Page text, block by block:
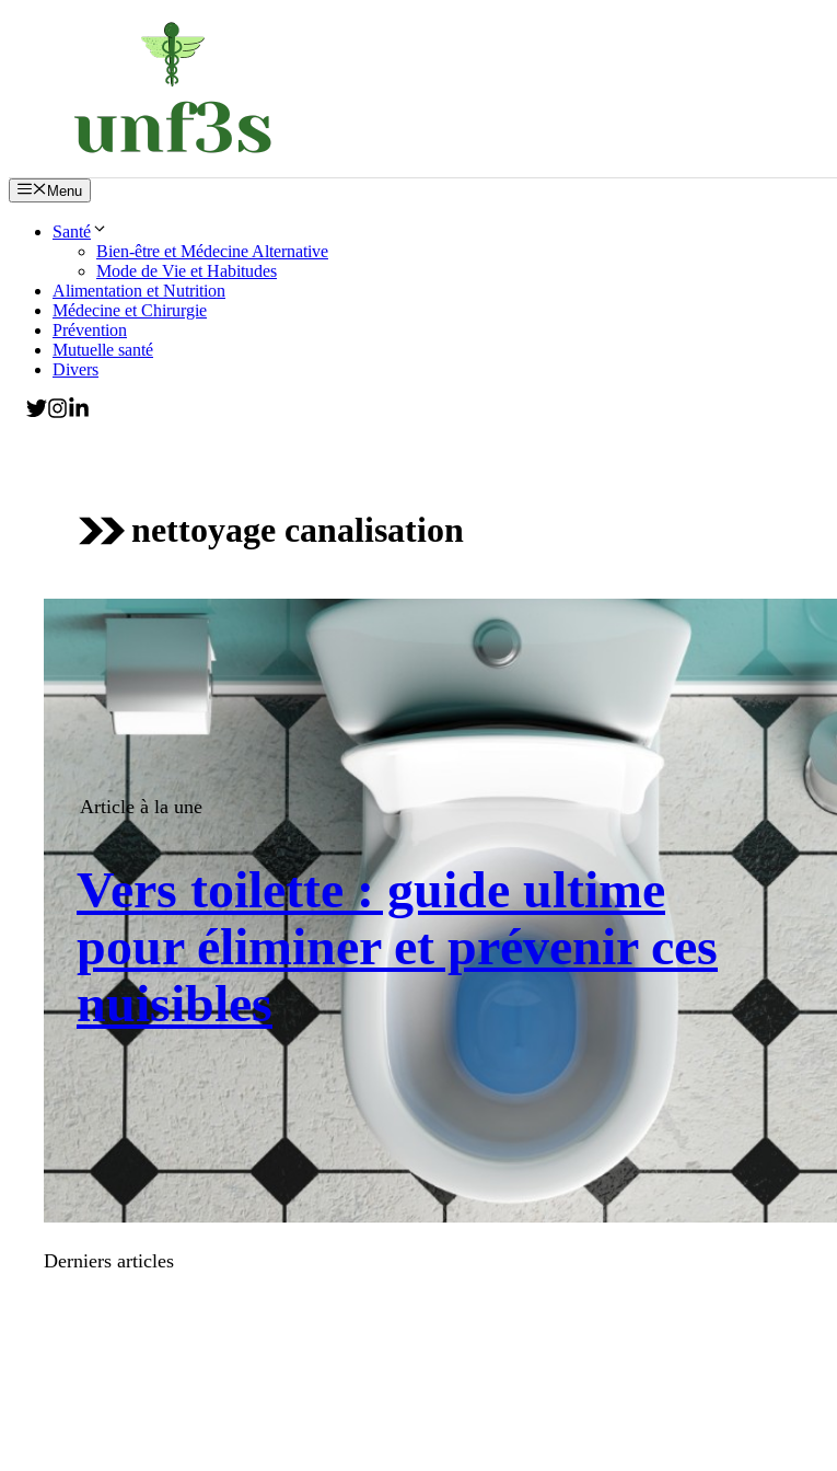
Menu
Santé
Bien-être et Médecine Alternative
Mode de Vie et Habitudes
Alimentation et Nutrition
Médecine et Chirurgie
Prévention
Mutuelle santé
Divers
nettoyage canalisation
Article à la une
Vers toilette : guide ultime
pour éliminer et prévenir ces
nuisibles
Derniers articles